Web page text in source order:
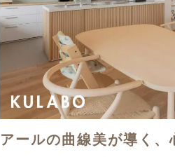
アールの曲線美が導く、